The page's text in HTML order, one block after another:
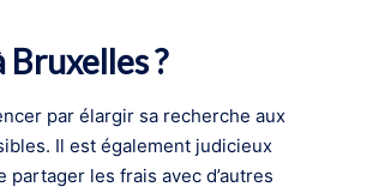
?
par élargir sa recherche aux
Il est également judicieux
les frais avec d’autres